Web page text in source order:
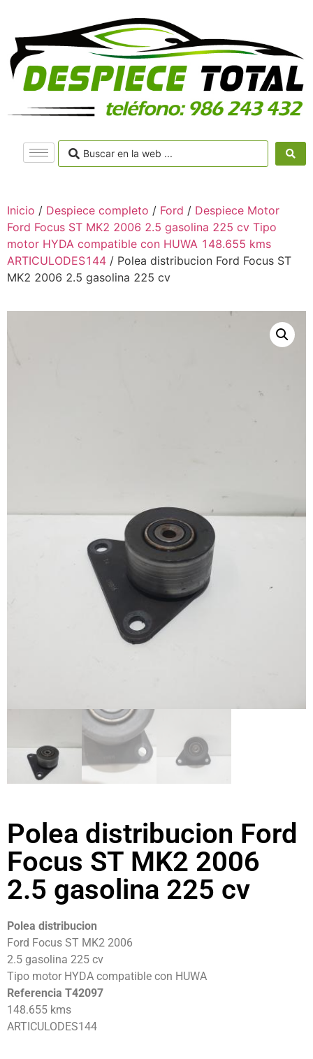
Inicio / Despiece completo / Ford / Despiece Motor
Ford Focus ST MK2 2006 2.5 gasolina 225 cv Tipo
motor HYDA compatible con HUWA 148.655 kms
ARTICULODES144 / Polea distribucion Ford Focus ST
MK2 2006 2.5 gasolina 225 cv
Polea distribucion Ford
Focus ST MK2 2006
2.5 gasolina 225 cv
Polea distribucion
Ford Focus ST MK2 2006
2.5 gasolina 225 cv
Tipo motor HYDA compatible con HUWA
Referencia T42097
148.655 kms
ARTICULODES144